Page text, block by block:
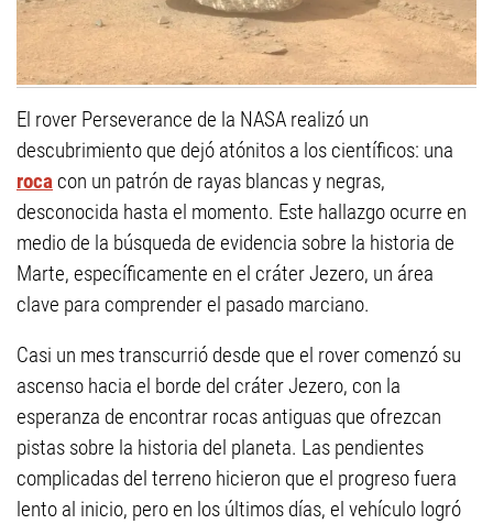
El rover Perseverance de la NASA realizó un
descubrimiento que dejó atónitos a los científicos: una
roca con un patrón de rayas blancas y negras,
desconocida hasta el momento. Este hallazgo ocurre en
medio de la búsqueda de evidencia sobre la historia de
Marte, específicamente en el cráter Jezero, un área
clave para comprender el pasado marciano.
Casi un mes transcurrió desde que el rover comenzó su
ascenso hacia el borde del cráter Jezero, con la
esperanza de encontrar rocas antiguas que ofrezcan
pistas sobre la historia del planeta. Las pendientes
complicadas del terreno hicieron que el progreso fuera
lento al inicio, pero en los últimos días, el vehículo logró